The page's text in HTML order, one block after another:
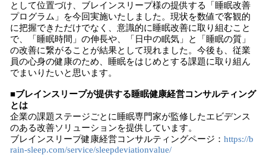
として位置づけ、ブレインスリープ様の提供する「睡眠改善
プログラム」を今回実施いたしました。現状を数値で客観的
に把握できただけでなく、意識的に睡眠改善に取り組むこと
で、「睡眠時間」の伸長や、「日中の眠気」と「睡眠の質」
の改善に繋がることが結果として現れました。今後も、従業
員の心身の健康のため、睡眠をはじめとする課題に取り組ん
でまいりたいと思います。
■ブレインスリープが提供する睡眠健康経営コンサルティング
とは
企業の課題ステージごとに睡眠専門家が監修したエビデンス
のある改善ソリューションを提供しています。
ブレインスリープ健康経営コンサルティングページ： https://b
rain-sleep.com/service/sleepdeviationvalue/